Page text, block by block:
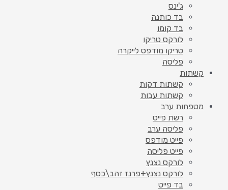
ג'ינס
בד כותנה
בד קומו
לורקס טריקו
טריקו מודפס לייקרה
פליסה
קשתות
קשתות דקות
קשתות עבות
מטפחות ערב
רשת פייט
פליסה ערב
פייט מודפס
פייט פליסה
לורקס נצנץ
לורקס נצנץ+פרנז זהב\כסף
בד פייט